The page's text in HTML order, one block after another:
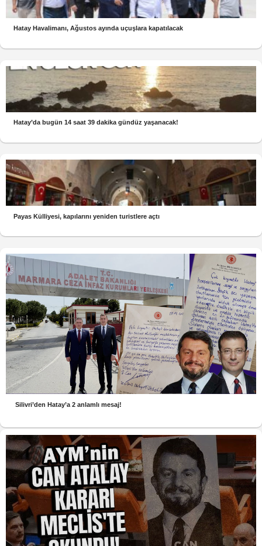
Hatay Havalimanı, Ağustos ayında uçuşlara kapatılacak
Hatay’da bugün 14 saat 39 dakika gündüz yaşanacak!
Payas Külliyesi, kapılarını yeniden turistlere açtı
Silivri’den Hatay’a 2 anlamlı mesaj!